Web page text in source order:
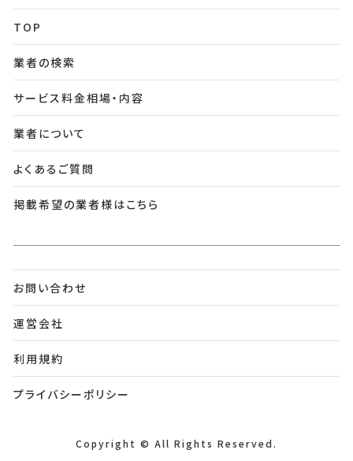
TOP
業者の検索
サービス料金相場・内容
業者について
よくあるご質問
掲載希望の業者様はこちら
お問い合わせ
運営会社
利用規約
プライバシーポリシー
Copyright © All Rights Reserved.